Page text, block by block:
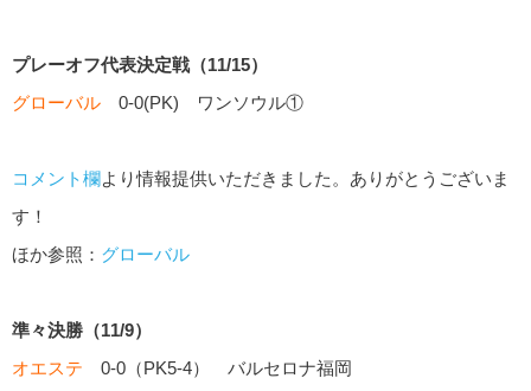
プレーオフ代表決定戦（11/15）
グローバル 0-0(PK) ワンソウル①
コメント欄より情報提供いただきました。ありがとうございま
す！
ほか参照： グローバル
準々決勝（11/9）
オエステ 0-0（PK5-4） バルセロナ福岡